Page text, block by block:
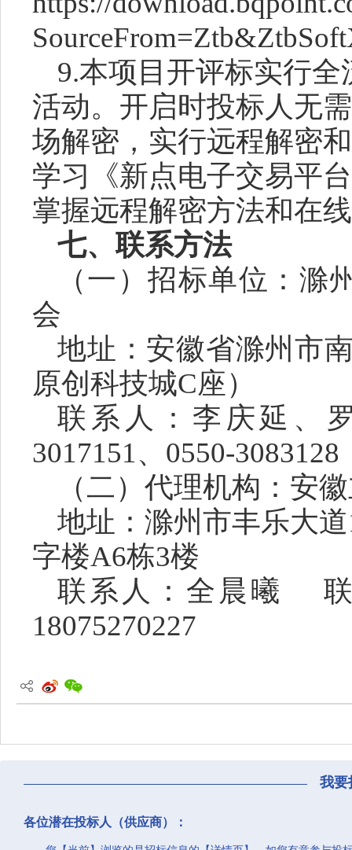
9.本项目开评标实行
活动。开启时投标人无
场解密，实行远程解密
学习《新点电子交易平
掌握远程解密方法和在
七、联系方法
（一）招标单位 ： 滁
会
地址： 安徽省滁州市
原创科技城C座）
联系人： 李庆延、
3017151、0550-3083128
（二） 代理机构： 安
地址： 滁州市丰乐大道
字楼A6栋3楼
联系人： 全晨曦
18075270227
我要
各位潜在投标人（供应商）：